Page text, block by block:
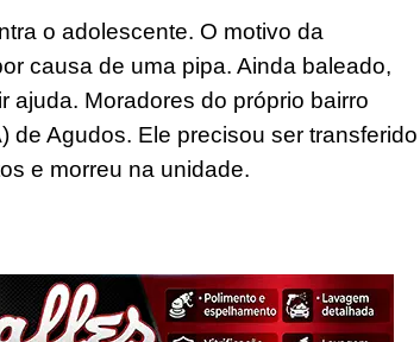
o adolescente. O motivo da
causa de uma pipa. Ainda baleado,
ajuda. Moradores do próprio bairro
de Agudos. Ele precisou ser transferido
e morreu na unidade.